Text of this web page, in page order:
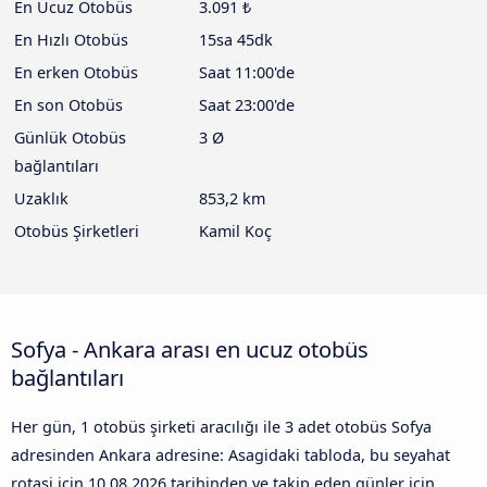
En Ucuz Otobüs
3.091 ₺
En Hızlı Otobüs
15sa 45dk
En erken Otobüs
Saat 11:00'de
En son Otobüs
Saat 23:00'de
Günlük Otobüs
bağlantıları
3 Ø
Uzaklık
853,2 km
Otobüs Şirketleri
Kamil Koç
Sofya - Ankara arası en ucuz otobüs
bağlantıları
Her gün, 1 otobüs şirketi aracılığı ile 3 adet otobüs Sofya
adresinden Ankara adresine: Asagidaki tabloda, bu seyahat